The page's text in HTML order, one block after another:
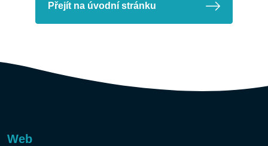
Přejít na úvodní stránku
Web